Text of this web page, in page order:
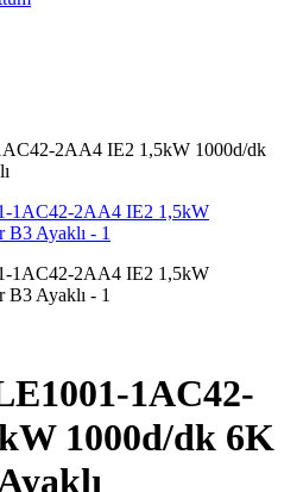
2AA4 IE2 1,5kW 1000d/dk
1AC42-
1000d/dk 6K